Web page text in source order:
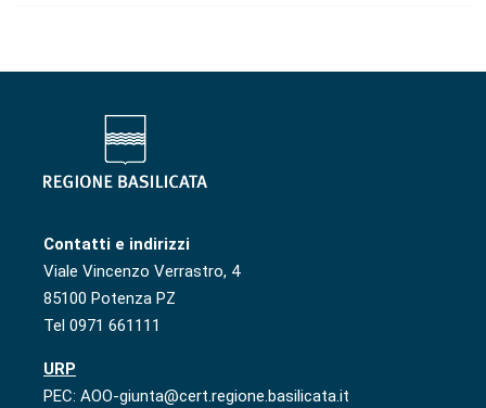
Contatti e indirizzi
Viale Vincenzo Verrastro, 4
85100 Potenza PZ
Tel 0971 661111
URP
PEC: AOO-giunta@cert.regione.basilicata.it